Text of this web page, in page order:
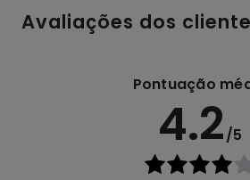
Avaliações dos
Pontuação
4.2/5